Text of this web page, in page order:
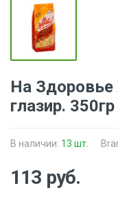
На Здоровье
глазир. 350гр
В наличии: 13 шт.
113 руб.